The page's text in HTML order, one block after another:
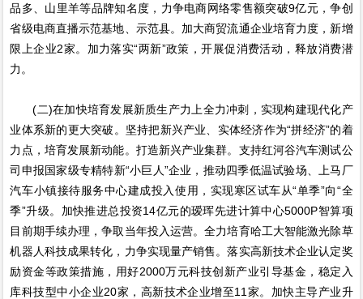
品多、山里羊等品牌知名度，力争电商网络零售额突破9亿元，争创
省级电商直播示范基地、示范县。加大商贸流通企业培育力度，新增
限上企业2家。加力落实“两新”政策，开展促消费活动，释放消费潜
力。
(二)在加快培育发展新质生产力上全力冲刺，实现构建现代化产
业体系新的更大突破。坚持把新兴产业、实体经济作为“拼经济”的着
力点，培育发展新动能。打造新兴产业集群。支持红河谷汽车测试公
司申报国家级专精特新“小巨人”企业，推动四季低温试验场、上马厂
汽车小镇接待服务中心建成投入使用，实现寒区试车从“单季”向“全
季”升级。加快推进总投资14亿元的瑷珲先进计算中心5000P智算项
目前期手续办理，争取当年投入运营。全力培育哈工大智能激光除草
机器人科技成果转化，力争实现量产销售。落实高新技术企业认定奖
励资金等政策措施，用好2000万元科技创新产业引导基金，稳定入
库科技型中小企业20家，高新技术企业增至11家。加快主导产业升